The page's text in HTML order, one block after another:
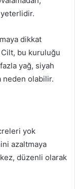
dikkat
bu kuruluğu
yağ, siyah
neden olabilir.
yok
azaltmaya
düzenli olarak